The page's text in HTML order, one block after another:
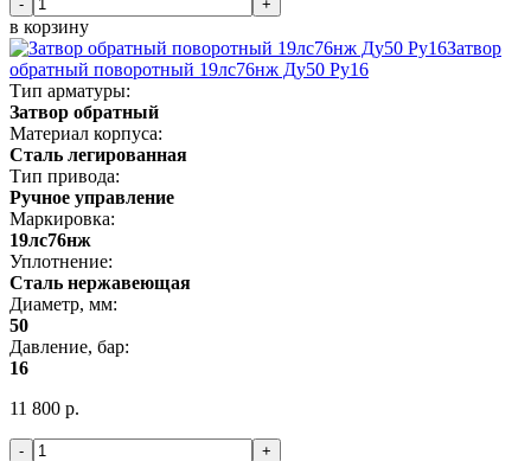
- +
в корзину
Затвор
обратный поворотный 19лс76нж Ду50 Ру16
Тип арматуры:
Затвор обратный
Материал корпуса:
Сталь легированная
Тип привода:
Ручное управление
Маркировка:
19лс76нж
Уплотнение:
Сталь нержавеющая
Диаметр, мм:
50
Давление, бар:
16
11 800 р.
- +